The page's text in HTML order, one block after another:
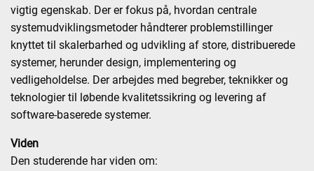
vigtig egenskab. Der er fokus på, hvordan centrale
systemudviklingsmetoder håndterer problemstillinger
knyttet til skalerbarhed og udvikling af store, distribuerede
systemer, herunder design, implementering og
vedligeholdelse. Der arbejdes med begreber, teknikker og
teknologier til løbende kvalitetssikring og levering af
software-baserede systemer.
Viden
Den studerende har viden om: